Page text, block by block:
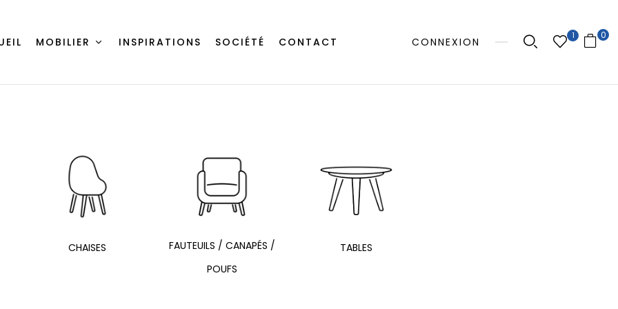
MOBILIER INSPIRATIONS SOCIÉTÉ CONTACT CONNEXION
1 0
CHAISES
FAUTEUILS / CANAPÉS /
POUFS
TABLES